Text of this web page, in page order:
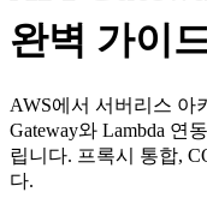
완벽 가이
AWS에서 서버리스 아
Gateway와 Lambda 연
립니다. 프록시 통합,
다.